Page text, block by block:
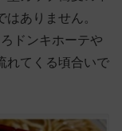
ありません。
ドンキホーテや
れてくる頃合いで